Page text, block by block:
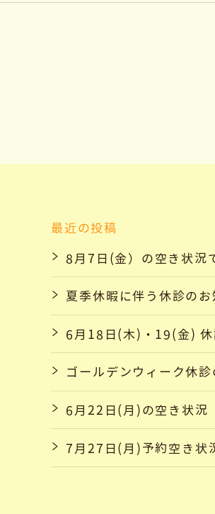
最近の投稿
8月7日(金）の空き状況
夏季休暇に伴う休診のお
6月18日(木)・19(金) 休
ゴールデンウィーク休診
6月22日(月)の空き状況
7月27日(月)予約空き状